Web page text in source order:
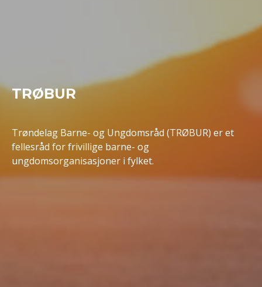
TRØBUR
Trøndelag Barne- og Ungdomsråd (TRØBUR) er et
fellesråd for frivillige barne- og
ungdomsorganisasjoner i fylket.